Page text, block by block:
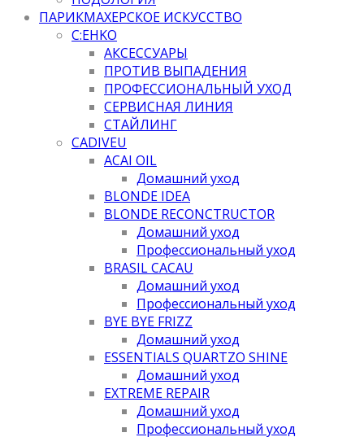
ПАРИКМАХЕРСКОЕ ИСКУССТВО
C:EHKO
АКСЕССУАРЫ
ПРОТИВ ВЫПАДЕНИЯ
ПРОФЕССИОНАЛЬНЫЙ УХОД
СЕРВИСНАЯ ЛИНИЯ
СТАЙЛИНГ
CADIVEU
ACAI OIL
Домашний уход
BLONDE IDEA
BLONDE RECONCTRUCTOR
Домашний уход
Профессиональный уход
BRASIL CACAU
Домашний уход
Профессиональный уход
BYE BYE FRIZZ
Домашний уход
ESSENTIALS QUARTZO SHINE
Домашний уход
EXTREME REPAIR
Домашний уход
Профессиональный уход